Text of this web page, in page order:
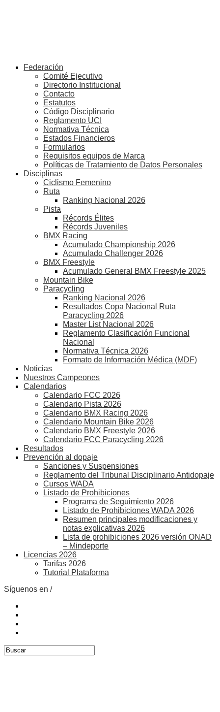
Federación
Comité Ejecutivo
Directorio Institucional
Contacto
Estatutos
Código Disciplinario
Reglamento UCI
Normativa Técnica
Estados Financieros
Formularios
Requisitos equipos de Marca
Políticas de Tratamiento de Datos Personales
Disciplinas
Ciclismo Femenino
Ruta
Ranking Nacional 2026
Pista
Récords Élites
Récords Juveniles
BMX Racing
Acumulado Championship 2026
Acumulado Challenger 2026
BMX Freestyle
Acumulado General BMX Freestyle 2025
Mountain Bike
Paracycling
Ranking Nacional 2026
Resultados Copa Nacional Ruta
Paracycling 2026
Master List Nacional 2026
Reglamento Clasificación Funcional
Nacional
Normativa Técnica 2026
Formato de Información Médica (MDF)
Noticias
Nuestros Campeones
Calendarios
Calendario FCC 2026
Calendario Pista 2026
Calendario BMX Racing 2026
Calendario Mountain Bike 2026
Calendario BMX Freestyle 2026
Calendario FCC Paracycling 2026
Resultados
Prevención al dopaje
Sanciones y Suspensiones
Reglamento del Tribunal Disciplinario Antidopaje
Cursos WADA
Listado de Prohibiciones
Programa de Seguimiento 2026
Listado de Prohibiciones WADA 2026
Resumen principales modificaciones y
notas explicativas 2026
Lista de prohibiciones 2026 versión ONAD
– Mindeporte
Licencias 2026
Tarifas 2026
Tutorial Plataforma
Síguenos en /